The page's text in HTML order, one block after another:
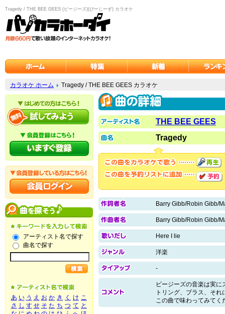
Tragedy / THE BEE GEES (ビージーズ)(びーじーず) カラオケ
カラオケ ホーム Tragedy / THE BEE GEES カラオケ
アーティスト名で探す
曲名で探す
あ い う え お か き く け こ
さ し す せ そ た ち つ て と
THE BEE GEES
Tragedy
Barry Gibb/Robin Gibb/
Barry Gibb/Robin Gibb/
Here I lie
洋楽
-
ビージーズの音楽は実
トリング、ブラス、そ
この曲で味わってみてく